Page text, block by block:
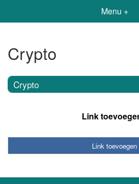
Menu +
Crypto
Crypto
Link
Link toevoegen